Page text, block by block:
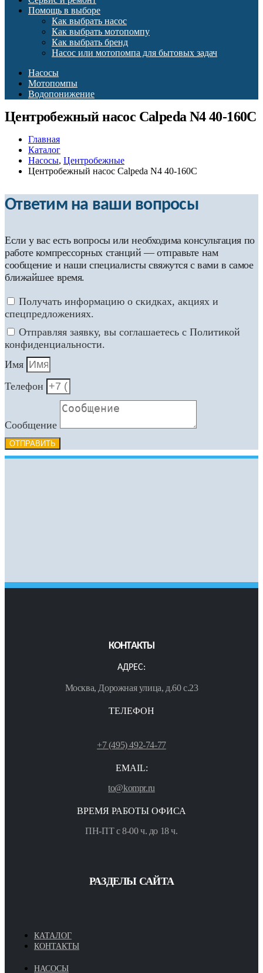
Помощь в выборе
Как выбрать насос
Как выбрать мотопомпу
Как выбрать бренд
Насос или мотопомпа для бытовых задач
Насосы
Мотопомпы
Водопонижение
Центробежный насос Calpeda N4 40-160C
Главная
Каталог
Насосы, Центробежные
Центробежный насос Calpeda N4 40-160C
Ответим на ваши вопросы
Если у вас есть вопросы или необходима консультация по
работе компрессорных станций — отправьте нам
сообщение и наши специалисты свяжутся с вами в самое
ближайшее время.
Получать информацию о скидках, акциях и
спецпредложениях.
Отправляя заявку, вы соглашаетесь с Политикой
конфиденциальности.
Имя
Телефон
Сообщение
ОТПРАВИТЬ
КОНТАКТЫ
АДРЕС:
Москва, Дорожная улица, д.60 с.23
ТЕЛЕФОН
+7 (495) 492-74-77
EMAIL:
to@kompr.ru
ВРЕМЯ РАБОТЫ ОФИСА
ПН-ПТ с 8-00 ч. до 18 ч.
РАЗДЕЛЫ САЙТА
КАТАЛОГ
КОНТАКТЫ
НАСОСЫ